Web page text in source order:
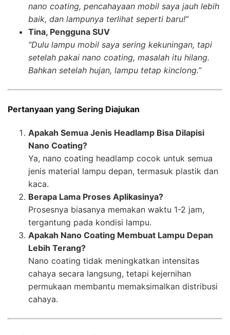
nano coating, pencahayaan mobil saya jauh lebih
baik, dan lampunya terlihat seperti baru!”
Tina, Pengguna SUV
“Dulu lampu mobil saya sering kekuningan, tapi
setelah pakai nano coating, masalah itu hilang.
Bahkan setelah hujan, lampu tetap kinclong.”
Pertanyaan yang Sering Diajukan
Apakah Semua Jenis Headlamp Bisa Dilapisi
Nano Coating?
Ya, nano coating headlamp cocok untuk semua
jenis material lampu depan, termasuk plastik dan
kaca.
Berapa Lama Proses Aplikasinya?
Prosesnya biasanya memakan waktu 1-2 jam,
tergantung pada kondisi lampu.
Apakah Nano Coating Membuat Lampu Depan
Lebih Terang?
Nano coating tidak meningkatkan intensitas
cahaya secara langsung, tetapi kejernihan
permukaan membantu memaksimalkan distribusi
cahaya.